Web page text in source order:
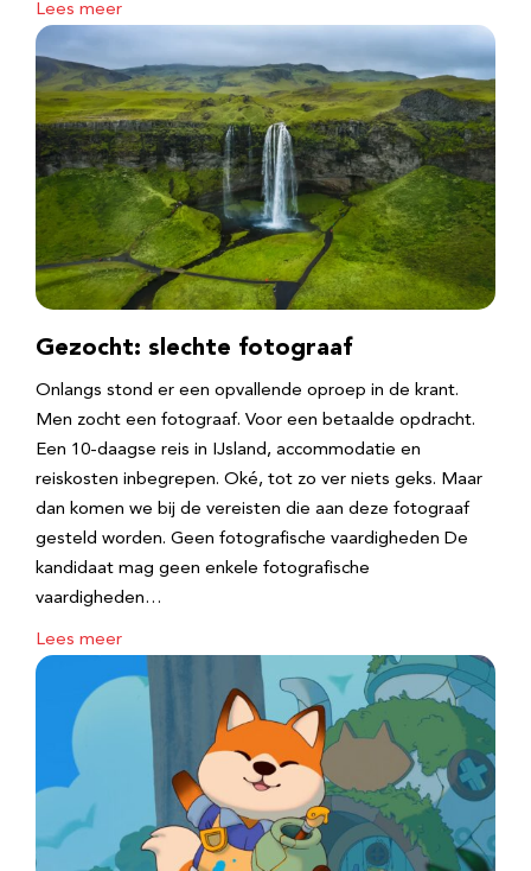
Lees meer
Gezocht: slechte fotograaf
Onlangs stond er een opvallende oproep in de krant.
Men zocht een fotograaf. Voor een betaalde opdracht.
Een 10-daagse reis in IJsland, accommodatie en
reiskosten inbegrepen. Oké, tot zo ver niets geks. Maar
dan komen we bij de vereisten die aan deze fotograaf
gesteld worden. Geen fotografische vaardigheden De
kandidaat mag geen enkele fotografische
vaardigheden…
Lees meer